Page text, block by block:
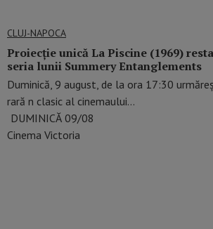
CLUJ-NAPOCA
Proiecție unică La Piscine (1969)
seria lunii Summery Entanglements
Duminică, 9 august, de la ora 17:30
rară n clasic al cinemaului…
DUMINICĂ 09/08
Cinema Victoria